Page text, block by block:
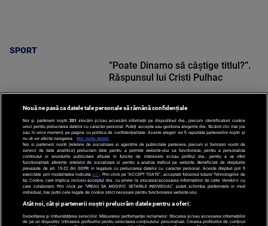
SPORT
SPORT
”Poate Dinamo să câștige titlul?”.
Răspunsul lui Cristi Pulhac
Nouă ne pasă ca datele tale personale să rămână confidențiale
Noi și partenerii noștri 201 stocăm și/sau accesăm informații pe dispozitivul dvs., precum identificatorii cookie
unici pentru prelucrarea datelor cu caracter personal. Puteți accepta sau gestiona alegerile dvs. făcând clic mai jos
sau în orice moment, pe pagina cu politica de confidențialitate. Aceste alegeri vor fi raportate partenerilor noștri și
nu vă vor afecta navigarea.
Mai multe detalii
Noi si partenerii nostri (retelele de socializare si agentiile de publicitate partenere, precum si furnizorii nostri de
servicii de date analitice) prelucram date pentru a permite website-ului sa functioneze, pentru a personaliza
continutul si anunturile publicitare afisate in functie de interesele si/sau profilul dvs., pentru a va oferi
functionalitati aferente retelelor de socializare si pentru a analiza traficul pe website. Beneficiati de drepturile
prevazute de art. 15-22 din GDPR in legatura cu prelucrarea datelor cu caracter personal. Aceste drepturi pot fi
exercitate prin modalitatea indicataaici . Prin click pe “ACCEPT TOATE”, acceptati folosirea tuturor Tehnologiilor de
tip Cookie, care implica inclusiv acceptul dvs. cu privire la stocarea/accesarea informatiilor de catre Vendor-ii cu
care colaboram. Prin click pe “VREAU SA MODIFIC SETARILE INDIVIDUAL” puteti schimba preferintele in mod
individual, mai putin cele legate de cookie strict necesare pentru functionarea website-ului.
Atât noi, cât și partenerii noștri prelucrăm datele pentru a oferi:
Dezvoltarea și îmbunătățirea serviciilor. Măsurarea performanței reclamelor. Stocarea și/sau accesarea informațiilor
de pe un dispozitiv. Utilizarea profilurilor pentru selectarea conținutului personalizat. Crearea profilurilor de conținut